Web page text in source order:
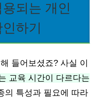
되는 개인
하기
들어보셨죠? 사실 이
교육 시간이 다르다는
의 특성과 필요에 따라